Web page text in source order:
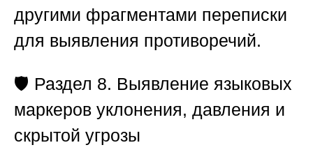
другими фрагментами переписки
для выявления противоречий.
🛡️ Раздел 8. Выявление языковых
маркеров уклонения, давления и
скрытой угрозы